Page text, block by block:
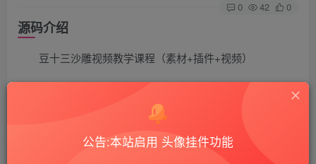
0 42 0
源码介绍
豆十三沙雕视频教学课程（素材+插件+视频）
公告:本站启用 头像挂件功能